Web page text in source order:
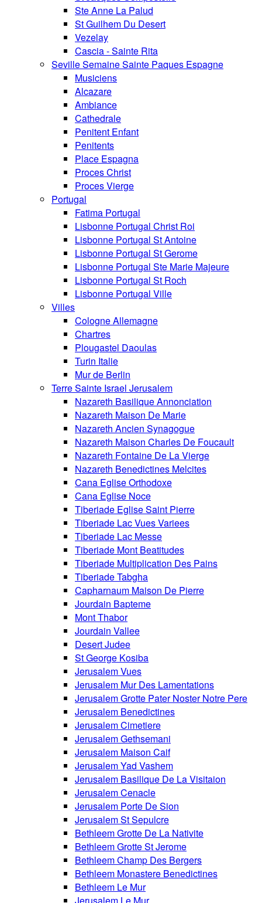
Ste Anne La Palud
St Guilhem Du Desert
Vezelay
Cascia - Sainte Rita
Seville Semaine Sainte Paques Espagne
Musiciens
Alcazare
Ambiance
Cathedrale
Penitent Enfant
Penitents
Place Espagna
Proces Christ
Proces Vierge
Portugal
Fatima Portugal
Lisbonne Portugal Christ Roi
Lisbonne Portugal St Antoine
Lisbonne Portugal St Gerome
Lisbonne Portugal Ste Marie Majeure
Lisbonne Portugal St Roch
Lisbonne Portugal Ville
Villes
Cologne Allemagne
Chartres
Plougastel Daoulas
Turin Italie
Mur de Berlin
Terre Sainte Israel Jerusalem
Nazareth Basilique Annonciation
Nazareth Maison De Marie
Nazareth Ancien Synagogue
Nazareth Maison Charles De Foucault
Nazareth Fontaine De La Vierge
Nazareth Benedictines Melcites
Cana Eglise Orthodoxe
Cana Eglise Noce
Tiberiade Eglise Saint Pierre
Tiberiade Lac Vues Variees
Tiberiade Lac Messe
Tiberiade Mont Beatitudes
Tiberiade Multiplication Des Pains
Tiberiade Tabgha
Capharnaum Maison De Pierre
Jourdain Bapteme
Mont Thabor
Jourdain Vallee
Desert Judee
St George Kosiba
Jerusalem Vues
Jerusalem Mur Des Lamentations
Jerusalem Grotte Pater Noster Notre Pere
Jerusalem Benedictines
Jerusalem Cimetiere
Jerusalem Gethsemani
Jerusalem Maison Caif
Jerusalem Yad Vashem
Jerusalem Basilique De La Visitaion
Jerusalem Cenacle
Jerusalem Porte De Sion
Jerusalem St Sepulcre
Bethleem Grotte De La Nativite
Bethleem Grotte St Jerome
Bethleem Champ Des Bergers
Bethleem Monastere Benedictines
Bethleem Le Mur